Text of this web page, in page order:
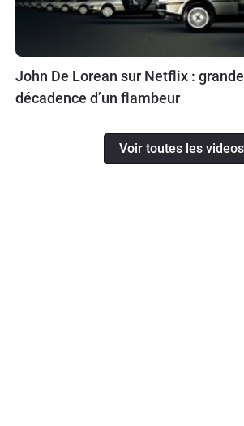
John De Lorean sur Netflix :
décadence d’un flambeur
Voir toutes les videos